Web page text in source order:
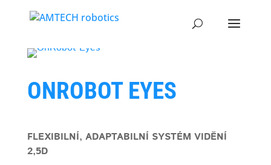
ONROBOT EYES
FLEXIBILNÍ, ADAPTABILNÍ SYSTÉM VIDĚNÍ
2,5D